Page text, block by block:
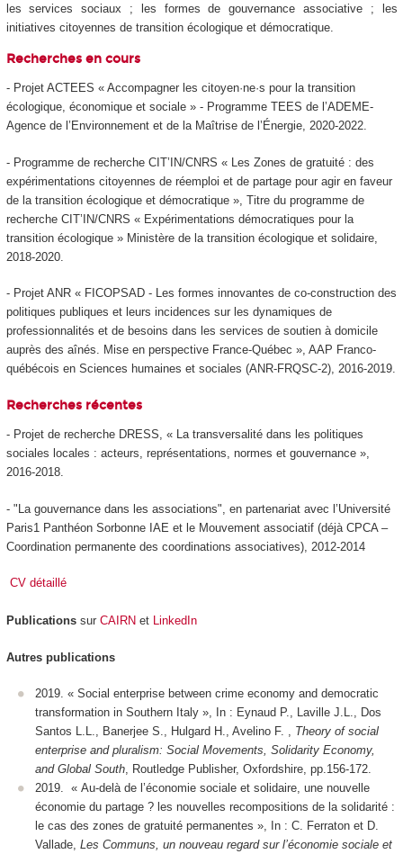
les services sociaux ; les formes de gouvernance associative ; les
initiatives citoyennes de transition écologique et démocratique.
Recherches en cours
- Projet ACTEES « Accompagner les citoyen·ne·s pour la transition
écologique, économique et sociale » - Programme TEES de l’ADEME-
Agence de l’Environnement et de la Maîtrise de l’Énergie, 2020-2022.
- Programme de recherche CIT’IN/CNRS « Les Zones de gratuité : des
expérimentations citoyennes de réemploi et de partage pour agir en faveur
de la transition écologique et démocratique », Titre du programme de
recherche CIT’IN/CNRS « Expérimentations démocratiques pour la
transition écologique » Ministère de la transition écologique et solidaire,
2018-2020.
- Projet ANR « FICOPSAD - Les formes innovantes de co-construction des
politiques publiques et leurs incidences sur les dynamiques de
professionnalités et de besoins dans les services de soutien à domicile
auprès des aînés. Mise en perspective France‐Québec », AAP Franco-
québécois en Sciences humaines et sociales (ANR-FRQSC-2), 2016-2019.
Recherches récentes
- Projet de recherche DRESS, « La transversalité dans les politiques
sociales locales : acteurs, représentations, normes et gouvernance »,
2016-2018.
- "La gouvernance dans les associations", en partenariat avec l’Université
Paris1 Panthéon Sorbonne IAE et le Mouvement associatif (déjà CPCA –
Coordination permanente des coordinations associatives), 2012-2014
CV détaillé
Publications sur CAIRN et LinkedIn
Autres publications
2019. « Social enterprise between crime economy and democratic
transformation in Southern Italy », In : Eynaud P., Laville J.L., Dos
Santos L.L., Banerjee S., Hulgard H., Avelino F. , Theory of social
enterprise and pluralism: Social Movements, Solidarity Economy,
and Global South, Routledge Publisher, Oxfordshire, pp.156-172.
2019. « Au-delà de l’économie sociale et solidaire, une nouvelle
économie du partage ? les nouvelles recompositions de la solidarité :
le cas des zones de gratuité permanentes », In : C. Ferraton et D.
Vallade, Les Communs, un nouveau regard sur l’économie sociale et